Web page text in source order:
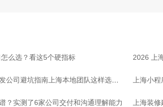
么选？看这5个硬指标 2026 上
公司避坑指南上海本地团队这样选放 上海小
？实测了6家公司交付和沟通理解能力 上海装